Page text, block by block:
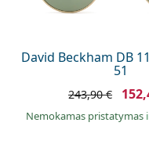
Persol
David Beckham DB
51
243,90 €
Nemokamas pristatymas